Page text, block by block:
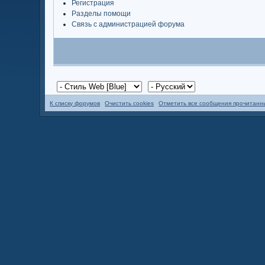
Регистрация
Разделы помощи
Связь с администрацией форума
К списку форумов Очистить cookies Отметить все сообщения